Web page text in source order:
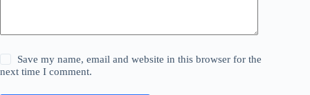
Save my name, email and website in this browser for the
next time I comment.